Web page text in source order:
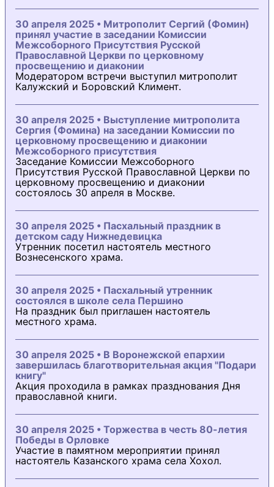
30 апреля 2025 • Митрополит Сергий (Фомин)
принял участие в заседании Комиссии
Межсоборного Присутствия Русской
Православной Церкви по церковному
просвещению и диаконии
Модератором встречи выступил митрополит
Калужский и Боровский Климент.
30 апреля 2025 • Выступление митрополита
Сергия (Фомина) на заседании Комиссии по
церковному просвещению и диаконии
Межсоборного присутствия
Заседание Комиссии Межсоборного
Присутствия Русской Православной Церкви по
церковному просвещению и диаконии
состоялось 30 апреля в Москве.
30 апреля 2025 • Пасхальный праздник в
детском саду Нижнедевицка
Утренник посетил настоятель местного
Вознесенского храма.
30 апреля 2025 • Пасхальный утренник
состоялся в школе села Першино
На праздник был приглашен настоятель
местного храма.
30 апреля 2025 • В Воронежской епархии
завершилась благотворительная акция "Подари
книгу"
Акция проходила в рамках празднования Дня
православной книги.
30 апреля 2025 • Торжества в честь 80-летия
Победы в Орловке
Участие в памятном мероприятии принял
настоятель Казанского храма села Хохол.